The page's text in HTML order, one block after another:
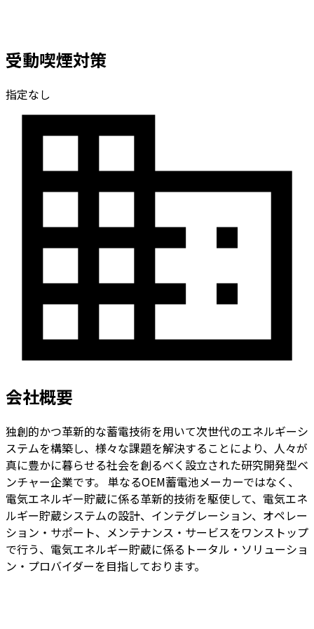
受動喫煙対策
指定なし
会社概要
独創的かつ革新的な蓄電技術を用いて次世代のエネルギーシ
ステムを構築し、様々な課題を解決することにより、人々が
真に豊かに暮らせる社会を創るべく設立された研究開発型ベ
ンチャー企業です。 単なるOEM蓄電池メーカーではなく、
電気エネルギー貯蔵に係る革新的技術を駆使して、電気エネ
ルギー貯蔵システムの設計、インテグレーション、オペレー
ション・サポート、メンテナンス・サービスをワンストップ
で行う、電気エネルギー貯蔵に係るトータル・ソリューショ
ン・プロバイダーを目指しております。